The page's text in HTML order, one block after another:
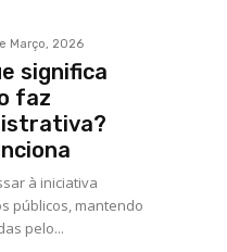
Março, 2026
significa
faz
à iniciativa
públicos, mantendo
pelo...